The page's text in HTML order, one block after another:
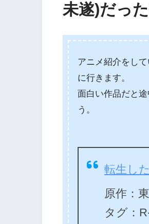
未遂)だっ
アニメ紹介をし
に行きます。
面白い作品だと
う。
転生し
原作：
タグ：